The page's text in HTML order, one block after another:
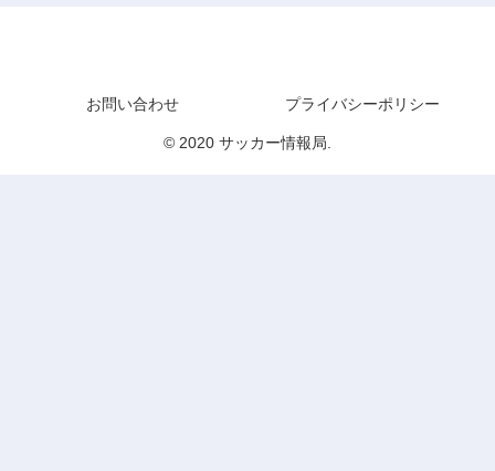
お問い合わせ プライバシーポリシー
© 2020 サッカー情報局.